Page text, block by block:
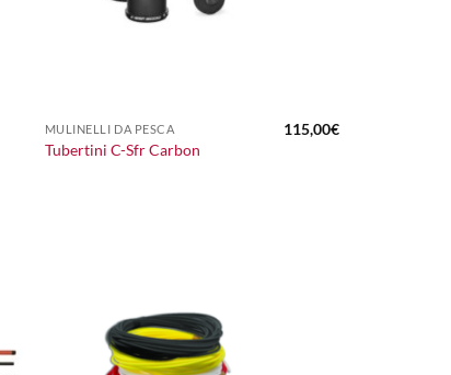
MULINELLI DA PESCA
Tubertini C-Sfr Carbon
115,00€